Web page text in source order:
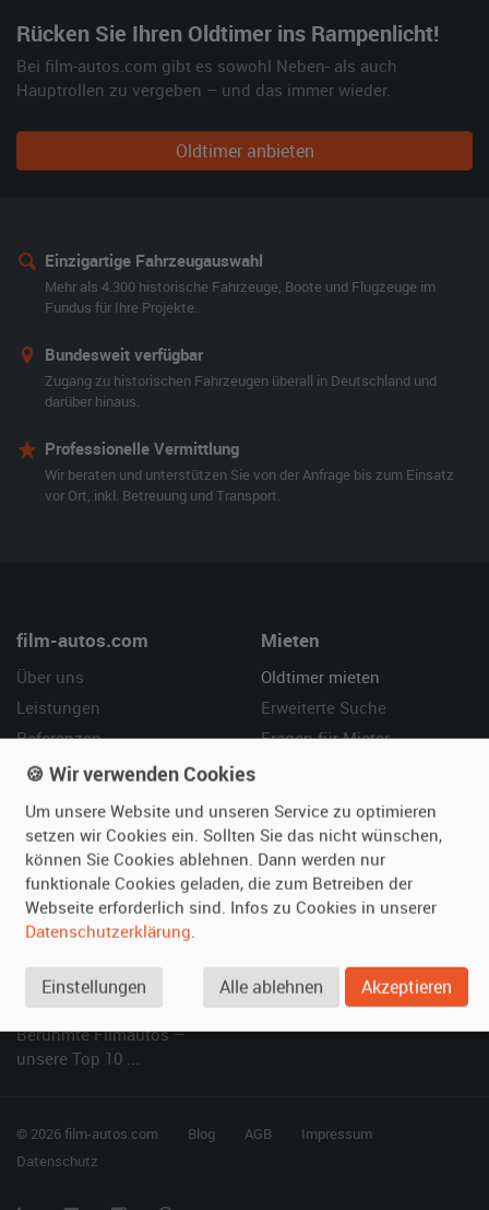
Rücken Sie Ihren Oldtimer ins Rampenlicht!
Bei film-autos.com gibt es sowohl Neben- als auch
Hauptrollen zu vergeben – und das immer wieder.
Oldtimer anbieten
Einzigartige Fahrzeugauswahl
Mehr als 4.300 historische Fahrzeuge, Boote und Flugzeuge im
Fundus für Ihre Projekte.
Bundesweit verfügbar
Zugang zu historischen Fahrzeugen überall in Deutschland und
darüber hinaus.
Professionelle Vermittlung
Wir beraten und unterstützen Sie von der Anfrage bis zum Einsatz
vor Ort, inkl. Betreuung und Transport.
film-autos.com
Über uns
Leistungen
Referenzen
Kundenmeinungen
Mieten
Oldtimer mieten
Erweiterte Suche
Fragen für Mieter
Vermieten
Oldtimer anmelden
Fotos senden
Fragen für Vermieter
Hilfe
Häufige Fragen (FAQ)
So funktioniert's
SPECIAL
Berühmte Filmautos –
unsere Top 10 ...
© 2026 film-autos.com Blog AGB
Impressum
Datenschutz
🍪 Wir verwenden Cookies
Um unsere Website und unseren Service zu optimieren
setzen wir Cookies ein. Sollten Sie das nicht wünschen,
können Sie Cookies ablehnen. Dann werden nur
funktionale Cookies geladen, die zum Betreiben der
Webseite erforderlich sind. Infos zu Cookies in unserer
Datenschutzerklärung.
Einstellungen Alle ablehnen Akzeptieren